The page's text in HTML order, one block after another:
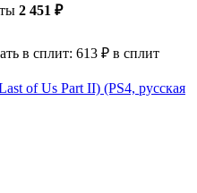
2 451 ₽
в сплит: 613 ₽ в сплит
of Us Part II) (PS4, русская